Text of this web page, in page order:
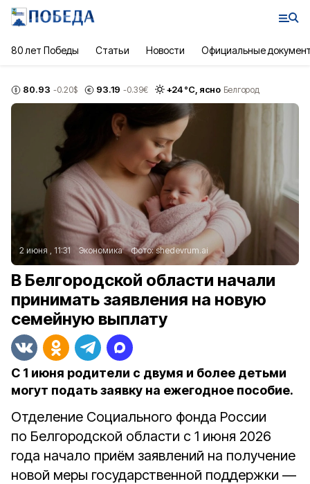
80 лет Победы Статьи Новости Официальные
80.93 -0.20$ 93.19 -0.39€ +24°С, ясно Белгород
2 июня , 11:31 Экономика Фото:shedevrum.ai
В Белгородской области начали
принимать заявления на новую
семейную выплату
С 1 июня родители с двумя и более детьми
могут подать заявку на ежегодное пособие.
Отделение Социального фонда России
по Белгородской области с 1 июня 2026
года начало приём заявлений на получение
новой меры государственной поддержки —